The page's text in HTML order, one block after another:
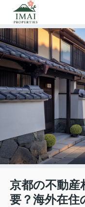
京都の不動産
要？海外在住